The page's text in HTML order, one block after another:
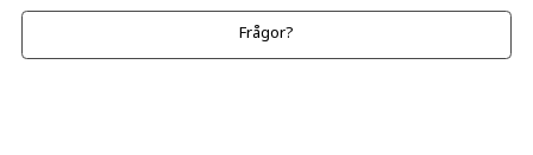
Frågor?